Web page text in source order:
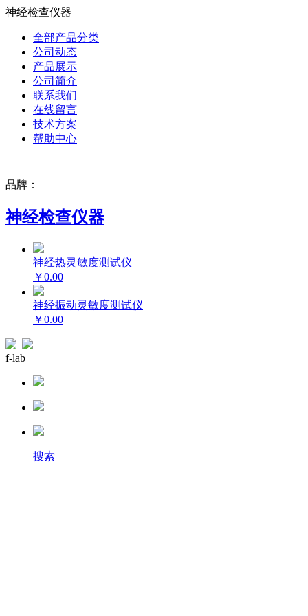
神经检查仪器
全部产品分类
公司动态
产品展示
公司简介
联系我们
在线留言
技术方案
帮助中心
品牌：
神经检查仪器
神经热灵敏度测试仪
￥0.00
神经振动灵敏度测试仪
￥0.00
f-lab
搜索